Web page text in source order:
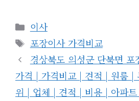
카
테
고
리
이사
태
그
포장이사 가격비교
경상북도 의성군 단북면 포
가격 | 가격비교 | 견적 | 원룸 |
위 | 업체 | 견적 | 비용 | 아파